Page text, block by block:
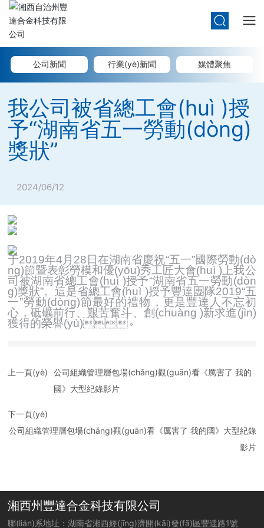
公司新聞 行業(yè)新聞 媒體聚焦
我公司被省總工會(huì )授
予“湖南省五一勞動(dòng)
獎狀”
2024/06/12
于2019年4月28日在湖南省慶祝“五一”國際勞動(dò
ng)節暨表彰勞模和優(yōu)秀工匠大會(huì )上我公
司被湖南省總工會(huì )授予“湖南省五一勞動(dòn
g)獎狀”。這是省總工會(huì )授予豐達團隊2019“五
一”勞動(dòng)節最好的禮物，更是豐達人不忘初
心，砥礪前行、艱苦奮斗、創(chuàng )新求進(jìn)
獲得的榮譽(yù)。
上一頁(yè)
公司組織管理層包場(chǎng)觀(guān)看《厲害了 我的
國》大型紀錄影片
下一頁(yè)
公司組織管理層包場(chǎng)觀(guān)看《厲害了 我的國》大型紀錄
影片
湘西州豐達合金科技有限公司
聯(lián)系地址：湖南省湘西經(jīng)濟開(kāi)發(fā)區豐達路1號